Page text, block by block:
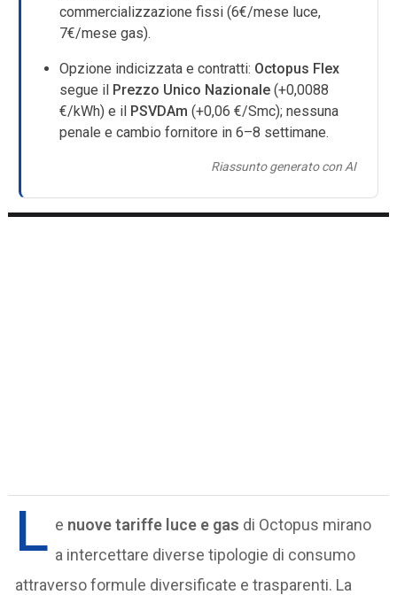
commercializzazione fissi (6€/mese luce,
7€/mese gas).
Opzione indicizzata e contratti: Octopus Flex
segue il Prezzo Unico Nazionale (+0,0088
€/kWh) e il PSVDAm (+0,06 €/Smc); nessuna
penale e cambio fornitore in 6–8 settimane.
Riassunto generato con AI
L e nuove tariffe luce e gas di Octopus mirano
a intercettare diverse tipologie di consumo
attraverso formule diversificate e trasparenti. La